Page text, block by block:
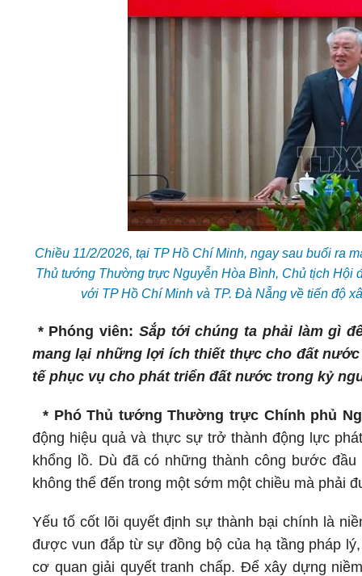
Chiều 11/2/2026, tại TP Hồ Chí Minh, ngay sau buổi ra
Thủ tướng Thường trực Nguyễn Hòa Bình, Chủ tịch Hội
với TP Hồ Chí Minh và TP. Đà Nẵng về tiến độ
* Phóng viên: Sắp tới chúng ta phải làm gì
mang lại những lợi ích thiết thực cho đất
tế phục vụ cho phát triển đất nước trong kỷ
* Phó Thủ tướng Thường trực Chính phủ
động hiệu quả và thực sự trở thành động lực
khổng lồ. Dù đã có những thành công bước
không thể đến trong một sớm một chiều mà phải
Yếu tố cốt lõi quyết định sự thành bại chính là
được vun đắp từ sự đồng bộ của hạ tầng pháp
cơ quan giải quyết tranh chấp. Để xây dựng